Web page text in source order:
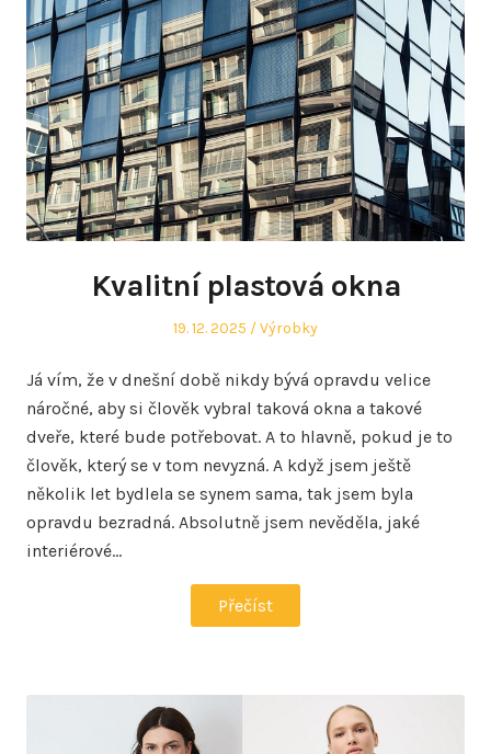
Kvalitní plastová okna
Posted
19. 12. 2025
Posted
Výrobky
Já vím, že v dnešní době nikdy bývá opravdu velice
náročné, aby si člověk vybral taková okna a takové
dveře, které bude potřebovat. A to hlavně, pokud je to
člověk, který se v tom nevyzná. A když jsem ještě
několik let bydlela se synem sama, tak jsem byla
opravdu bezradná. Absolutně jsem nevěděla, jaké
interiérové…
Přečíst